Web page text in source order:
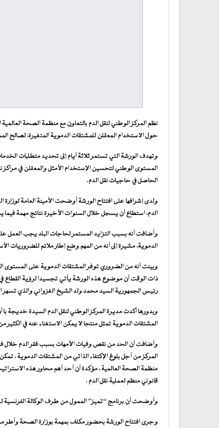
نظم المركز الوطني لنقل الدم بالتعاون مع منظمة الصحة
حول الاستخدام المعقلن للمشتقات الدموية المتغيرة، لصالح
وتهدف الورشة التي تستمر ثلاثة أيام إلى تحديد متطلبات
المستوى الوطني لتحسين الإستخدام الأمثل والمعقلن في مراكز
الحاصل في حاجيات نقل الدم.
ولدى إشرافها على افتتاح الورشة أوضحت الأمينة العامة
الدم، استطاع أن يسجل خلال السنوات الأخيرة نتائج مهمة
وأضافت أنه بسبب التزايد المستمر لحاجات البلد يجب العمل
الدموية، مشيرة إلى أنه من المهم وضع إطار ملائم للضروريات
وبينت أنه من الضروري توفر المشتقات الدموية على المستوى
ذات الوقت أن موضوع هذه الورشة يأتي تجسيدا لرؤية القطاع
رئيس الجمهورية السيد محمد ولد الشيخ الغزواني والذي تسهر
وبدورها أكدت مديرة المركز الوطني لنقل الدم السيدة خديجة
المشتقات الدموية تمثل منتجا لا يمكن الاستغناء عنه في الكثير
وأضافت أن الحد من نقص وفيات الأمهات بسبب فقر الدم خلال
منظمة الصحة العالمية ، مؤكدة أن أحد أهم محاور هذه
قانوني منظم لعملية نقل الدم .
وأوضحت أن برنامج “تميز” الممول من طرف الوكالة الفرنسية
وجرى افتتاح الورشة بحضور مكلف بمهمة بوزارة الصحة وأطر